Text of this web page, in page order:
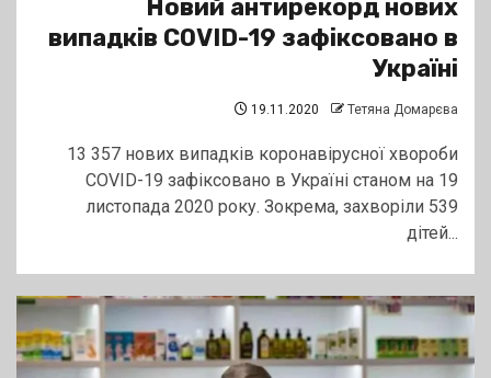
Новий антирекорд нових
випадків COVID-19 зафіксовано в
Україні
19.11.2020 Тетяна Домарєва
13 357 нових випадків коронавірусної хвороби
COVID-19 зафіксовано в Україні станом на 19
листопада 2020 року. Зокрема, захворіли 539
дітей...